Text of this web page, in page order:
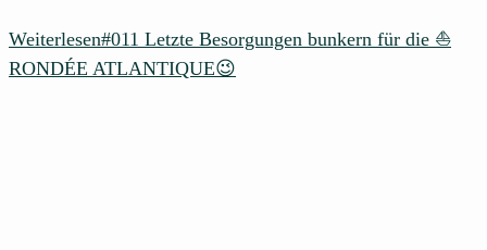
Weiterlesen#011 Letzte Besorgungen bunkern für die ⛵
RONDÉE ATLANTIQUE😉